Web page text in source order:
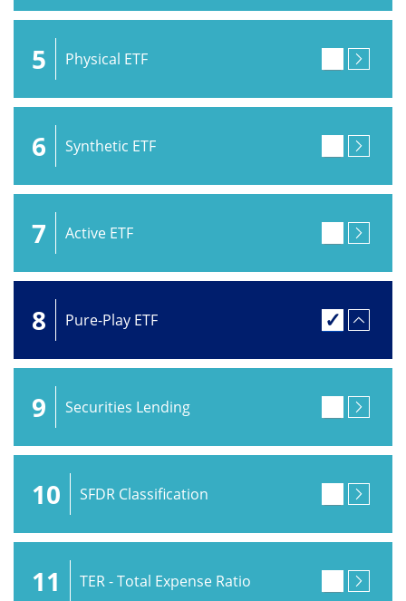
5 Physical ETF
6 Synthetic ETF
7 Active ETF
8 Pure-Play ETF
9 Securities Lending
10 SFDR Classification
11 TER - Total Expense Ratio